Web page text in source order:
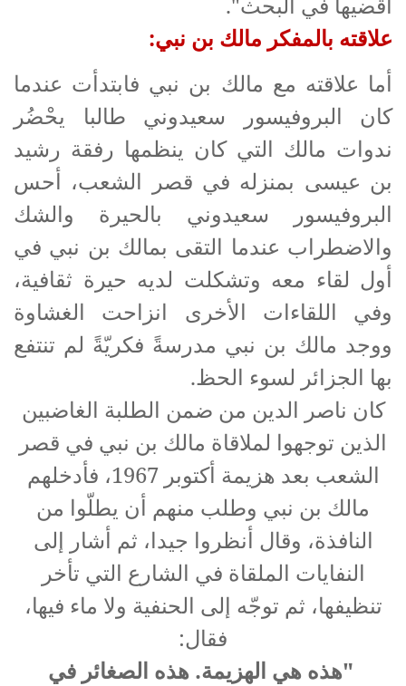
علاقته بالمفكر مالك بن نبي:
أما علاقته مع مالك بن نبي فابتدأت عندما
كان البروفيسور سعيدوني طالبا يحْضُر
ندوات مالك التي كان ينظمها رفقة رشيد
بن عيسى بمنزله في قصر الشعب، أحس
البروفيسور سعيدوني بالحيرة والشك
والاضطراب عندما التقى بمالك بن نبي في
أول لقاء معه وتشكلت لديه حيرة ثقافية،
وفي اللقاءات الأخرى انزاحت الغشاوة
ووجد مالك بن نبي مدرسةً فكريّةً لم تنتفع
بها الجزائر لسوء الحظ.
كان ناصر الدين من ضمن الطلبة الغاضبين
الذين توجهوا لملاقاة مالك بن نبي في قصر
الشعب بعد هزيمة أكتوبر 1967، فأدخلهم
مالك بن نبي وطلب منهم أن يطلّوا من
النافذة، وقال أنظروا جيدا، ثم أشار إلى
النفايات الملقاة في الشارع التي تأخر
تنظيفها، ثم توجّه إلى الحنفية ولا ماء فيها،
فقال:
"هذه هي الهزيمة. هذه الصغائر في